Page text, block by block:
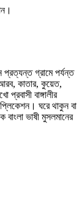
প্রত্যন্ত গ্রামে পর্যন্ত
কাতার, কুয়েত,
প্রবাসী বাঙ্গালীর
ঘরে থাকুন বা
ভাষী মুসলমানের